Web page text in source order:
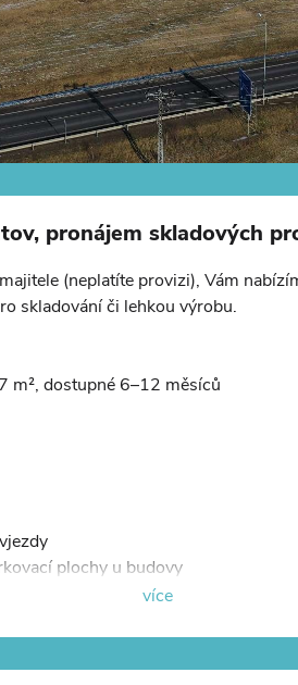
+
−
pronájem skladových
(neplatíte provizi), Vám
skladování či lehkou výrobu.
m², dostupné 6–12 měsíců
plochy u budovy
více